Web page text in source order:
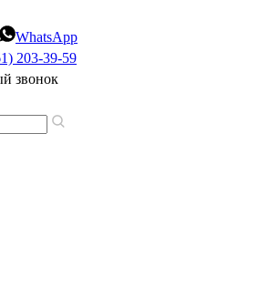
WhatsApp
203-39-59
звонок